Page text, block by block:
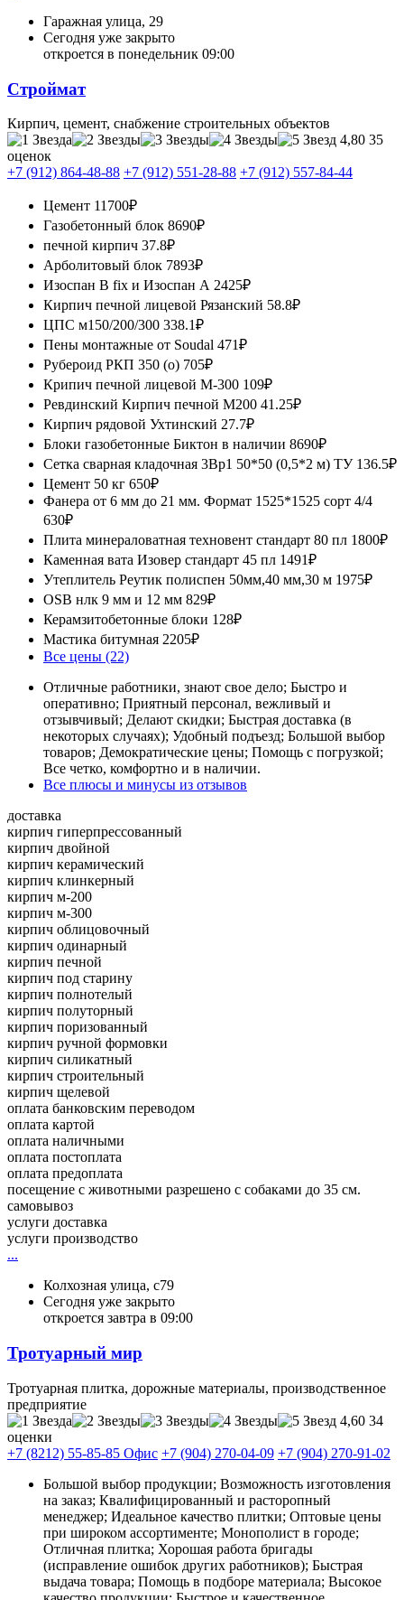
Гаражная улица, 29
Сегодня уже закрыто
откроется в понедельник 09:00
Строймат
Кирпич, цемент, снабжение строительных объектов
4,80 35
оценок
+7 (912) 864-48-88 +7 (912) 551-28-88 +7 (912) 557-84-44
Цемент 11700₽
Газобетонный блок 8690₽
печной кирпич 37.8₽
Арболитовый блок 7893₽
Изоспан B fix и Изоспан А 2425₽
Кирпич печной лицевой Рязанский 58.8₽
ЦПС м150/200/300 338.1₽
Пены монтажные от Soudal 471₽
Рубероид РКП 350 (о) 705₽
Крипич печной лицевой М-300 109₽
Ревдинский Кирпич печной М200 41.25₽
Кирпич рядовой Ухтинский 27.7₽
Блоки газобетонные Биктон в наличии 8690₽
Сетка сварная кладочная 3Вр1 50*50 (0,5*2 м) ТУ 136.5₽
Цемент 50 кг 650₽
Фанера от 6 мм до 21 мм. Формат 1525*1525 сорт 4/4
630₽
Плита минераловатная техновент стандарт 80 пл 1800₽
Каменная вата Изовер стандарт 45 пл 1491₽
Утеплитель Реутик полиспен 50мм,40 мм,30 м 1975₽
OSB нлк 9 мм и 12 мм 829₽
Керамзитобетонные блоки 128₽
Мастика битумная 2205₽
Все цены (22)
Отличные работники, знают свое дело; Быстро и
оперативно; Приятный персонал, вежливый и
отзывчивый; Делают скидки; Быстрая доставка (в
некоторых случаях); Удобный подъезд; Большой выбор
товаров; Демократические цены; Помощь с погрузкой;
Все четко, комфортно и в наличии.
Все плюсы и минусы из отзывов
доставка
кирпич гиперпрессованный
кирпич двойной
кирпич керамический
кирпич клинкерный
кирпич м-200
кирпич м-300
кирпич облицовочный
кирпич одинарный
кирпич печной
кирпич под старину
кирпич полнотелый
кирпич полуторный
кирпич поризованный
кирпич ручной формовки
кирпич силикатный
кирпич строительный
кирпич щелевой
оплата банковским переводом
оплата картой
оплата наличными
оплата постоплата
оплата предоплата
посещение с животными разрешено с собаками до 35 см.
самовывоз
услуги доставка
услуги производство
...
Колхозная улица, с79
Сегодня уже закрыто
откроется завтра в 09:00
Тротуарный мир
Тротуарная плитка, дорожные материалы, производственное
предприятие
4,60 34
оценки
+7 (8212) 55-85-85 Офис +7 (904) 270-04-09 +7 (904) 270-91-02
Большой выбор продукции; Возможность изготовления
на заказ; Квалифицированный и расторопный
менеджер; Идеальное качество плитки; Оптовые цены
при широком ассортименте; Монополист в городе;
Отличная плитка; Хорошая работа бригады
(исправление ошибок других работников); Быстрая
выдача товара; Помощь в подборе материала; Высокое